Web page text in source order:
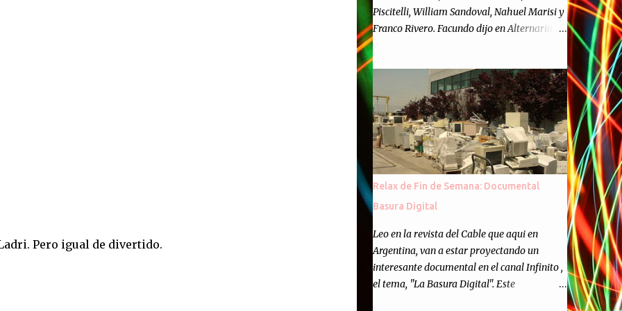
Pero igual de divertido.
Piscitelli, William Sandoval, Nahuel Marisi y
Franco Rivero. Facundo dijo en Alternaria :
Finalmente, hemos llegado a los cincuenta
episodios de Alternaria Semanario.
Cincuenta ocasiones para ponernos en
contacto con ustedes y contarles las noticias
de tecnología más importantes, desde
nuestra propia óptica: un punto de vista
independiente e informal.Para festejarlo, se
nos ocurrió que estemos todos juntos; y
cuando digo "todos" me refiero a toda la
gente que alguna vez participó en el
semanario como panelista, y a ustedes. Por
eso se nos ocurrió la idea de emitir video en
vivo. La tarea no fué facil, hubo que
coordinar horarios, preparar el estudio,
configurar muchos programejos y hacer
Relax de Fin de Semana: Documental
Basura Digital
Leo en la revista del Cable que aqui en
Argentina, van a estar proyectando un
interesante documental en el canal Infinito ,
el tema, "La Basura Digital". Este